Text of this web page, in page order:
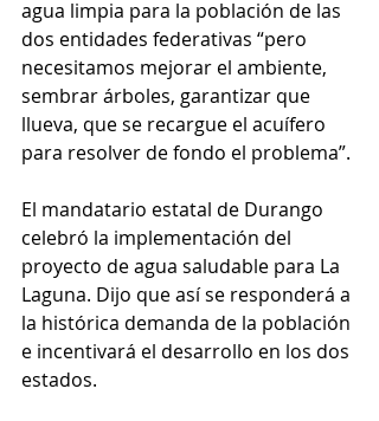
agua limpia para la población de las
dos entidades federativas “pero
necesitamos mejorar el ambiente,
sembrar árboles, garantizar que
llueva, que se recargue el acuífero
para resolver de fondo el problema”.
El mandatario estatal de Durango
celebró la implementación del
proyecto de agua saludable para La
Laguna. Dijo que así se responderá a
la histórica demanda de la población
e incentivará el desarrollo en los dos
estados.